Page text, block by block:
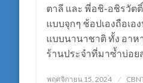
ตาลี และ พี่อชิ-อชิรวัต
แบบจุกๆ ช้อปเองถือเอ
แบบนานาชาติ ทั้ง อา
ร้านประจำที่มาซ้ำบ่อ
Posted
พฤศจิกายน 15, 2024